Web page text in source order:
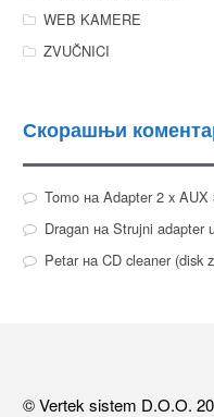
WEB KAMERE
ZVUČNICI
Скорашњи
TomoнаAdapter 2 x
DraganнаStrujni adapter
PetarнаCD cleaner (disk
© Vertek sistem D.O.O.